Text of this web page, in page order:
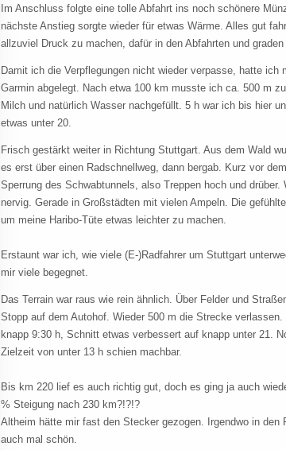
Im Anschluss folgte eine tolle Abfahrt ins noch schönere
nächste Anstieg sorgte wieder für etwas Wärme. Alles gut
allzuviel Druck zu machen, dafür in den Abfahrten und
Damit ich die Verpflegungen nicht wieder verpasse, hatte
Garmin abgelegt. Nach etwa 100 km musste ich ca. 500 m
Milch und natürlich Wasser nachgefüllt. 5 h war ich bis hier
etwas unter 20.
Frisch gestärkt weiter in Richtung Stuttgart. Aus dem Wald
es erst über einen Radschnellweg, dann bergab. Kurz vor
Sperrung des Schwabtunnels, also Treppen hoch und
nervig. Gerade in Großstädten mit vielen Ampeln. Die
um meine Haribo-Tüte etwas leichter zu machen.
Erstaunt war ich, wie viele (E-)Radfahrer um Stuttgart
mir viele begegnet.
Das Terrain war raus wie rein ähnlich. Über Felder und
Stopp auf dem Autohof. Wieder 500 m die Strecke
knapp 9:30 h, Schnitt etwas verbessert auf knapp unter 21.
Zielzeit von unter 13 h schien machbar.
Bis km 220 lief es auch richtig gut, doch es ging ja auch
% Steigung nach 230 km?!?!?
Altheim hätte mir fast den Stecker gezogen. Irgendwo in
auch mal schön.